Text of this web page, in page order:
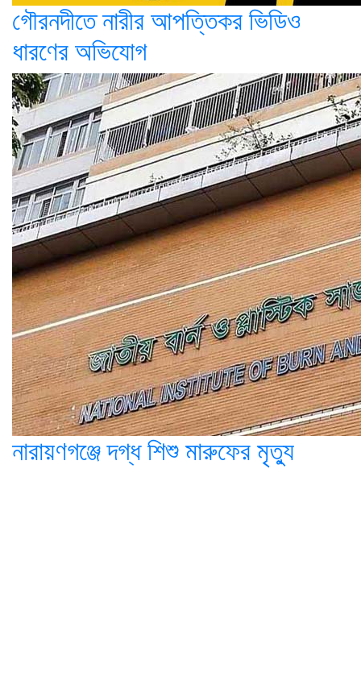
গৌরনদীতে নারীর আপত্তিকর ভিডিও
ধারণের অভিযোগ
নারায়ণগঞ্জে দগ্ধ শিশু মারুফের মৃত্যু